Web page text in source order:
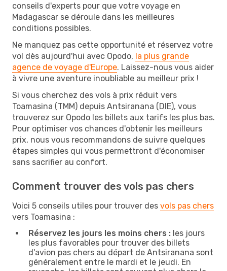
conseils d'experts pour que votre voyage en
Madagascar se déroule dans les meilleures
conditions possibles.
Ne manquez pas cette opportunité et réservez votre
vol dès aujourd'hui avec Opodo, la plus grande
agence de voyage d'Europe. Laissez-nous vous aider
à vivre une aventure inoubliable au meilleur prix !
Si vous cherchez des vols à prix réduit vers
Toamasina (TMM) depuis Antsiranana (DIE), vous
trouverez sur Opodo les billets aux tarifs les plus bas.
Pour optimiser vos chances d'obtenir les meilleurs
prix, nous vous recommandons de suivre quelques
étapes simples qui vous permettront d'économiser
sans sacrifier au confort.
Comment trouver des vols pas chers
Voici 5 conseils utiles pour trouver des vols pas chers
vers Toamasina :
Réservez les jours les moins chers : les jours
les plus favorables pour trouver des billets
d'avion pas chers au départ de Antsiranana sont
généralement entre le mardi et le jeudi. En